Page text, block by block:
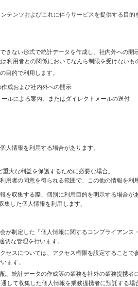
テンツおよびこれに伴うサービスを提供する目的
きない形式で統計データを作成し、社内外への開
利用者との関係においてなんら制限を受けないも
目的で利用します。
成および社内外への開示
ルによる案内、またはダイレクトメールの送付
人情報を利用する場合があります。
大な利益を保護するために必要な場合。
用者の同意を得られる範囲で、この他の情報を利
を収集する際、個別に利用目的を明示する場合が
した個人情報を利用します。
が制定した「個人情報に関するコンプライアン
な管理を行います。
セスについては、アクセス権限を設定することで
ます。
、統計データの作成等の業務を社外の業務提携者
して収集した個人情報を業務提携者に預託する場